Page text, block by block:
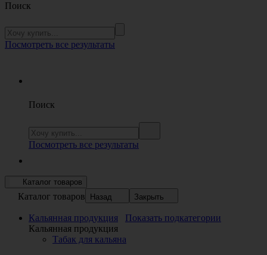
Поиск
Посмотреть все результаты
Поиск
Посмотреть все результаты
Каталог товаров
Каталог товаров Назад Закрыть
Кальянная продукция
Показать подкатегории
Кальянная продукция
Табак для кальяна